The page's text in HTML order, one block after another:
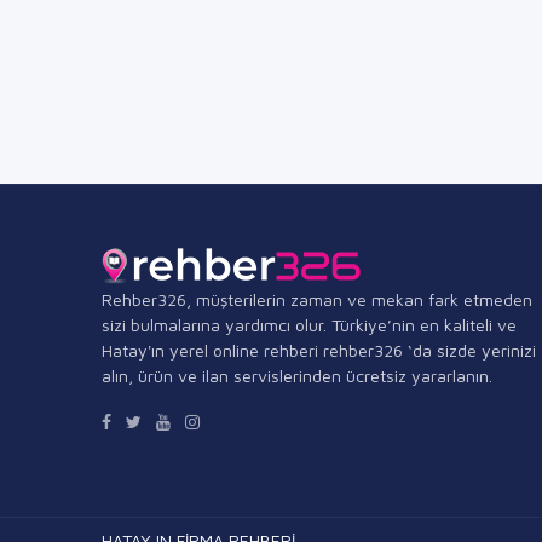
Rehber326, müşterilerin zaman ve mekan fark etmeden
sizi bulmalarına yardımcı olur. Türkiye’nin en kaliteli ve
Hatay'ın yerel online rehberi rehber326 ‘da sizde yerinizi
alın, ürün ve ilan servislerinden ücretsiz yararlanın.